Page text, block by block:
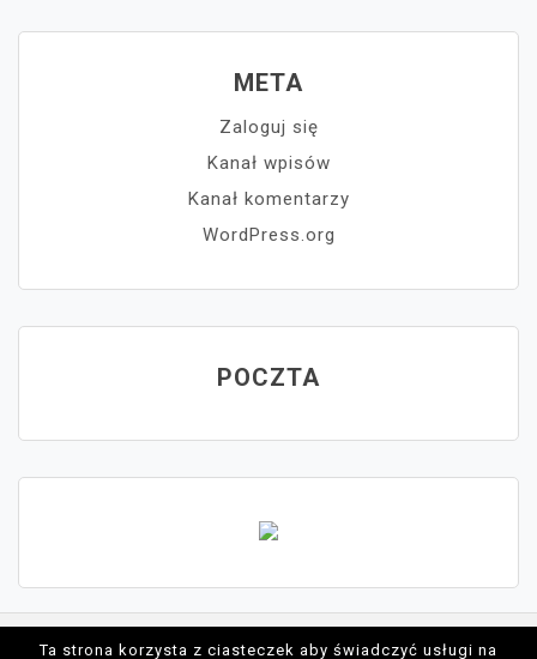
META
Zaloguj się
Kanał wpisów
Kanał komentarzy
WordPress.org
POCZTA
Proudly powered by WordPress
Ta strona korzysta z ciasteczek aby świadczyć usługi na